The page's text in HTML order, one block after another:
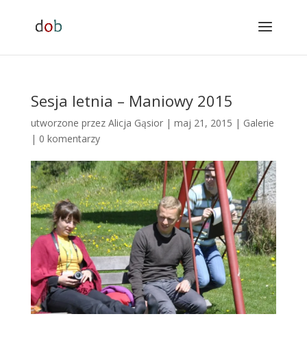
Sesja letnia – Maniowy 2015
utworzone przez Alicja Gąsior| maj 21, 2015 | Galerie
| 0 komentarzy